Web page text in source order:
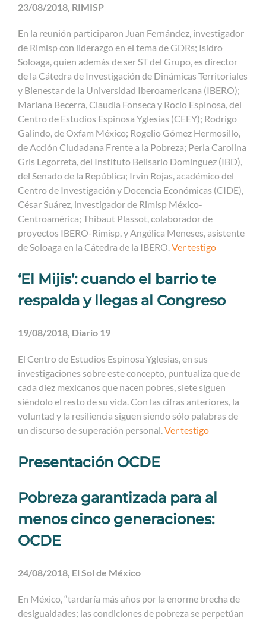
23/08/2018, RIMISP
En la reunión participaron Juan Fernández, investigador
de Rimisp con liderazgo en el tema de GDRs; Isidro
Soloaga, quien además de ser ST del Grupo, es director
de la Cátedra de Investigación de Dinámicas Territoriales
y Bienestar de la Universidad Iberoamericana (IBERO);
Mariana Becerra, Claudia Fonseca y Rocío Espinosa, del
Centro de Estudios Espinosa Yglesias (CEEY); Rodrigo
Galindo, de Oxfam México; Rogelio Gómez Hermosillo,
de Acción Ciudadana Frente a la Pobreza; Perla Carolina
Gris Legorreta, del Instituto Belisario Domínguez (IBD),
del Senado de la República; Irvin Rojas, académico del
Centro de Investigación y Docencia Económicas (CIDE),
César Suárez, investigador de Rimisp México-
Centroamérica; Thibaut Plassot, colaborador de
proyectos IBERO-Rimisp, y Angélica Meneses, asistente
de Soloaga en la Cátedra de la IBERO.Ver testigo
‘El Mijis’: cuando el barrio te
respalda y llegas al Congreso
19/08/2018, Diario 19
El Centro de Estudios Espinosa Yglesias, en sus
investigaciones sobre este concepto, puntualiza que de
cada diez mexicanos que nacen pobres, siete siguen
siéndolo el resto de su vida. Con las cifras anteriores, la
voluntad y la resiliencia siguen siendo sólo palabras de
un discurso de superación personal.Ver testigo
Presentación OCDE
Pobreza garantizada para al
menos cinco generaciones:
OCDE
24/08/2018, El Sol de México
En México, “tardaría más años por la enorme brecha de
desigualdades; las condiciones de pobreza se perpetúan